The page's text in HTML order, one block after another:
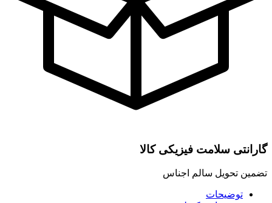
گارانتی سلامت فیزیکی کالا
تضمین تحویل سالم اجناس
توضیحات